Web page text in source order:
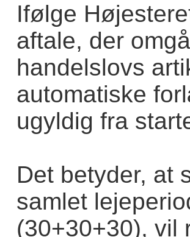
Ifølge
aftale, der
handelslovs
automatiske
ugyldig fra
Det betyder, at
samlet
(30+30+30), vil